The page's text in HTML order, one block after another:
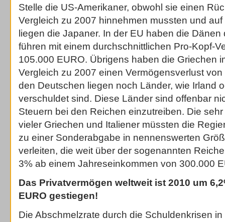
Stelle die US-Amerikaner, obwohl sie einen
Vergleich zu 2007 hinnehmen mussten und
liegen die Japaner. In der EU haben die
führen mit einem durchschnittlichen Pro-Kopf-
105.000 EURO. Übrigens haben die Griechen
Vergleich zu 2007 einen Vermögensverlust
den Deutschen liegen noch Länder, wie Irland
verschuldet sind. Diese Länder sind offenbar
Steuern bei den Reichen einzutreiben. Die
vieler Griechen und Italiener müssten die
zu einer Sonderabgabe in nennenswerten
verleiten, die weit über der sogenannten
3% ab einem Jahreseinkommen von 300.000
Das Privatvermögen weltweit ist 2010 um
EURO gestiegen!
Die Abschmelzrate durch die Schuldenkrisen